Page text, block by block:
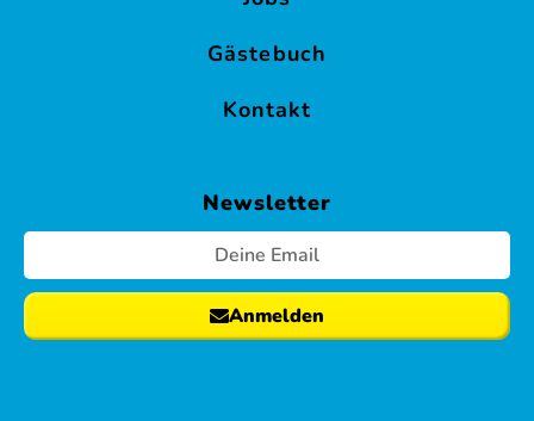
Gästebuch
Kontakt
Newsletter
Anmelden